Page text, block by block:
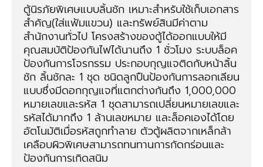
ตู้นิรภัยพิเศษแบบลิ้นชัก เหมาะสำหรับใช้เก็บเอกสาร
สำคัญ(ใส่แฟ้มแขวน) และทรัพย์สินมีค่าตาม
สำนักงานทั่วไป โครงสร้างของตู้ได้ออกแบบให้มี
คุณสมบัติป้องกันไฟได้นานถึง 1 ชั่วโมง ระบบล็อค
ป้องกันการโจรกรรม ประกอบกุญแจติดกับหน้าลิ้น
ชัก ลิ้นชักละ 1 ชุด ชนิดลูกปืนป้องกันการลอกเลียน
แบบซึ่งมีดอกกุญแจที่แตกต่างกันถึง 1,000,000
หมายเลขและรหัส 1 ชุดสามารถเปลี่ยนหมายเลขและ
รหัสได้มากถึง 1 ล้านเลขหมาย และล็อคเองได้โดย
อัตโนมัติเมื่อรหัสถูกทำลาย ตัวตู้ผลิตจากเหล็กล้า
เคลือบผิวพิเศษสามารถทนทานการกัดกร่อนและ
ป้องกันการเกิดสนิม